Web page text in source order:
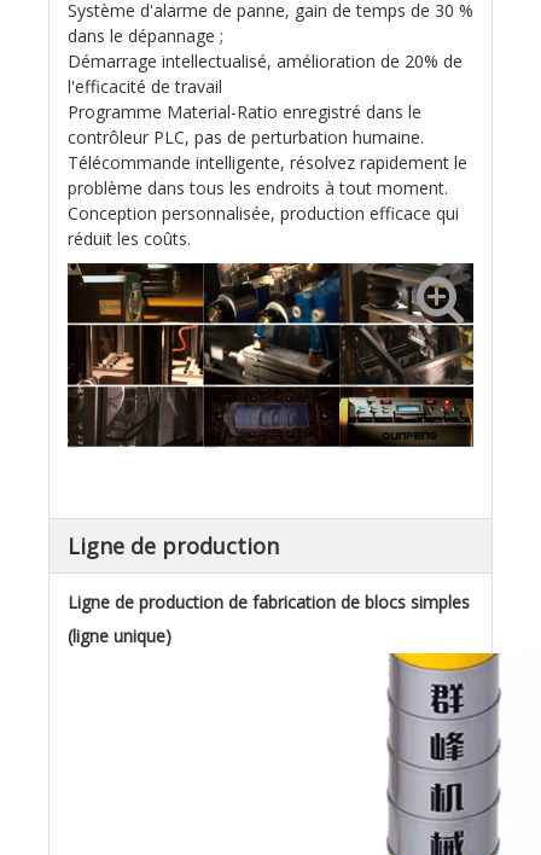
Système d'alarme de panne, gain de temps de 30 %
dans le dépannage ;
Démarrage intellectualisé, amélioration de 20% de
l'efficacité de travail
Programme Material-Ratio enregistré dans le
contrôleur PLC, pas de perturbation humaine.
Télécommande intelligente, résolvez rapidement le
problème dans tous les endroits à tout moment.
Conception personnalisée, production efficace qui
réduit les coûts.
Ligne de production
Ligne de production de fabrication de blocs simples
(ligne unique)